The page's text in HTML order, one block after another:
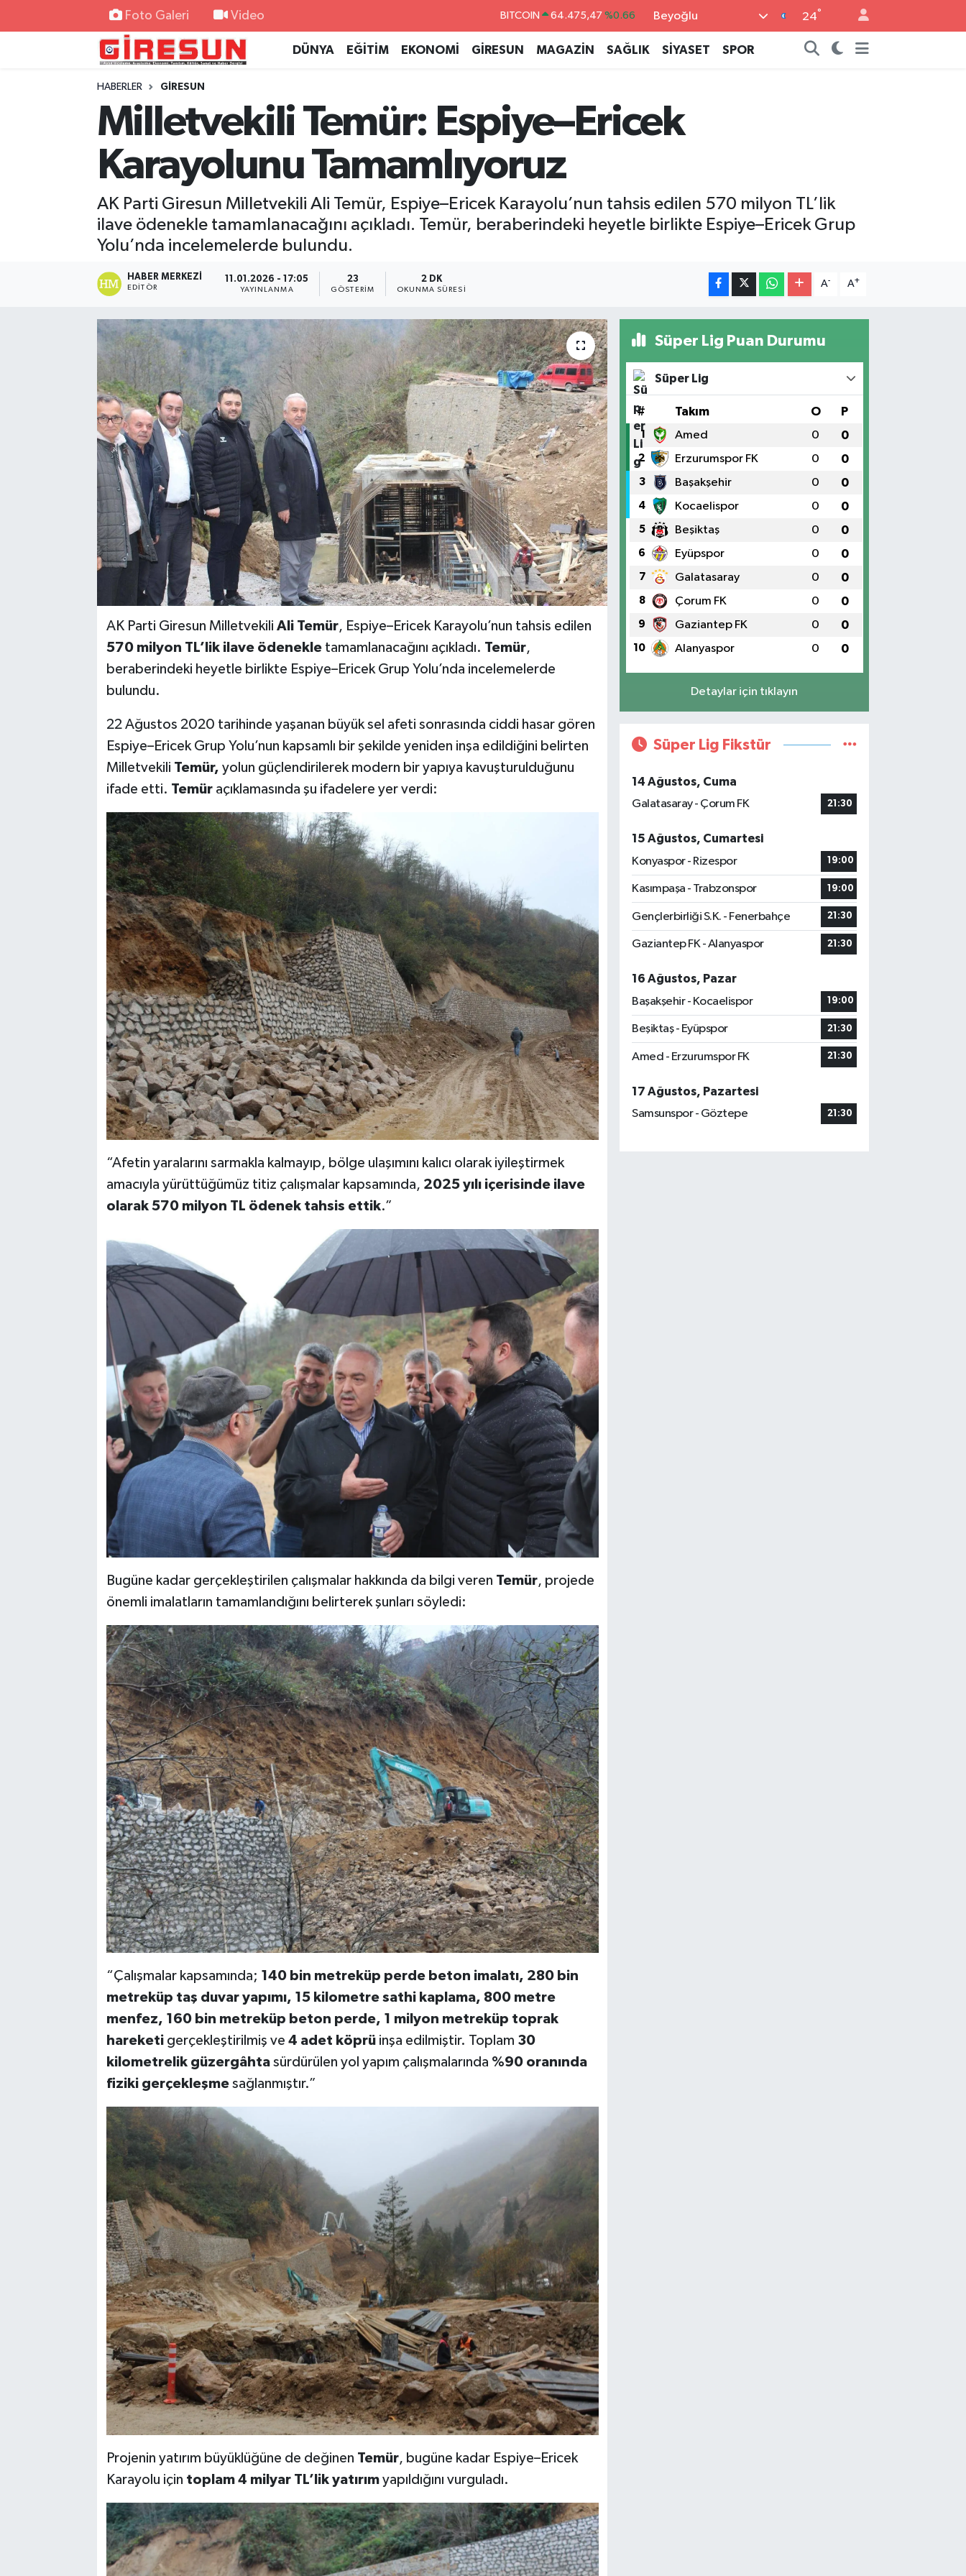
Foto Galeri Video DOLAR 47,5971 %0.05
55,1336 %0.18
BİST100 13.703 %0
BITCOIN
Beyoğlu 24°
DÜNYA EĞİTİM EKONOMİ GİRESUN MAGAZİN SAĞLIK SİYASET SPOR
HABERLER GİRESUN
Milletvekili Temür: Espiye–Ericek
Karayolunu Tamamlıyoruz
AK Parti Giresun Milletvekili Ali Temür, Espiye–Ericek Karayolu’nun tahsis edilen 570 milyon TL’lik
ilave ödenekle tamamlanacağını açıkladı. Temür, beraberindeki heyetle birlikte Espiye–Ericek Grup
Yolu’nda incelemelerde bulundu.
HABER MERKEZI
EDITÖR
11.01.2026 - 17:05
YAYINLANMA
23
GÖSTERIM
2 DK
OKUNMA SÜRESI
A- A+
AK Parti Giresun Milletvekili Ali Temür, Espiye–Ericek Karayolu’nun tahsis edilen
570 milyon TL’lik ilave ödenekletamamlanacağını açıkladı. Temür,
beraberindeki heyetle birlikte Espiye–Ericek Grup Yolu’nda incelemelerde
bulundu.
22 Ağustos 2020 tarihinde yaşanan büyük sel afeti sonrasında ciddi hasar gören
Espiye–Ericek Grup Yolu’nun kapsamlı bir şekilde yeniden inşa edildiğini belirten
Milletvekili Temür, yolun güçlendirilerek modern bir yapıya kavuşturulduğunu
ifade etti. Temüraçıklamasında şu ifadelere yer verdi:
“Afetin yaralarını sarmakla kalmayıp, bölge ulaşımını kalıcı olarak iyileştirmek
amacıyla yürüttüğümüz titiz çalışmalar kapsamında, 2025 yılı içerisinde ilave
olarak 570 milyon TL ödenek tahsis ettik.”
Bugüne kadar gerçekleştirilen çalışmalar hakkında da bilgi veren Temür, projede
önemli imalatların tamamlandığını belirterek şunları söyledi:
“Çalışmalar kapsamında; 140 bin metreküp perde beton imalatı, 280 bin
metreküp taş duvar yapımı, 15 kilometre sathi kaplama, 800 metre
menfez, 160 bin metreküp beton perde, 1 milyon metreküp toprak
hareketigerçekleştirilmiş ve 4 adet köprüinşa edilmiştir. Toplam 30
kilometrelik güzergâhtasürdürülen yol yapım çalışmalarında %90 oranında
fiziki gerçekleşmesağlanmıştır.”
Projenin yatırım büyüklüğüne de değinen Temür, bugüne kadar Espiye–Ericek
Karayolu için toplam 4 milyar TL’lik yatırımyapıldığını vurguladı.
Süper Lig Puan Durumu
Süper Lig
# Takım O P
1 Amed 0 0
2 Erzurumspor FK 0 0
3 Başakşehir 0 0
4 Kocaelispor 0 0
5 Beşiktaş 0 0
6 Eyüpspor 0 0
7 Galatasaray 0 0
8 Çorum FK 0 0
9 Gaziantep FK 0 0
10 Alanyaspor 0 0
Detaylar için tıklayın
Süper Lig Fikstür
14 Ağustos, Cuma
Galatasaray - Çorum FK
21:30
15 Ağustos, Cumartesi
Konyaspor - Rizespor
19:00
Kasımpaşa - Trabzonspor 19:00
Gençlerbirliği S.K. - Fenerbahçe 21:30
Gaziantep FK - Alanyaspor 21:30
16 Ağustos, Pazar
Başakşehir - Kocaelispor
19:00
Beşiktaş - Eyüpspor 21:30
Amed - Erzurumspor FK 21:30
17 Ağustos, Pazartesi
Samsunspor - Göztepe
21:30
Hava Durumu
Trafik Durumu
Süper Lig Puan Durumu ve Fikstür
Tüm Manşetler
Son Dakika Haberleri
Haber Arşivi